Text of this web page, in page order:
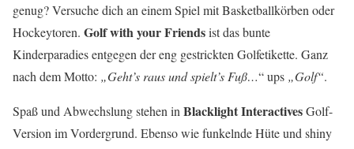
genug? Versuche dich an einem Spiel mit Basketballkörben oder
Hockeytoren. Golf with your Friendsist das bunte
Kinderparadies entgegen der eng gestrickten Golfetikette. Ganz
nach dem Motto: „Geht’s raus und spielt’s Fuß…“ ups „Golf“.
Spaß und Abwechslung stehen in Blacklight InteractivesGolf-
Version im Vordergrund. Ebenso wie funkelnde Hüte und shiny